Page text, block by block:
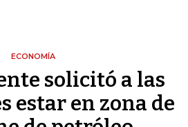
ECONOMÍA
solicitó a las
estar en zona de